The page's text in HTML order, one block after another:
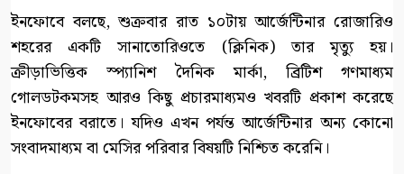
ইনফোবে বলছে, শুক্রবার রাত ১০টায় আর্জেন্টিনার রোজারিও
শহরের একটি সানাতোরিওতে (ক্লিনিক) তার মৃত্যু হয়।
ক্রীড়াভিত্তিক স্প্যানিশ দৈনিক মার্কা, ব্রিটিশ গণমাধ্যম
গোলডটকমসহ আরও কিছু প্রচারমাধ্যমও খবরটি প্রকাশ করেছে
ইনফোবের বরাতে। যদিও এখন পর্যন্ত আর্জেন্টিনার অন্য কোনো
সংবাদমাধ্যম বা মেসির পরিবার বিষয়টি নিশ্চিত করেনি।